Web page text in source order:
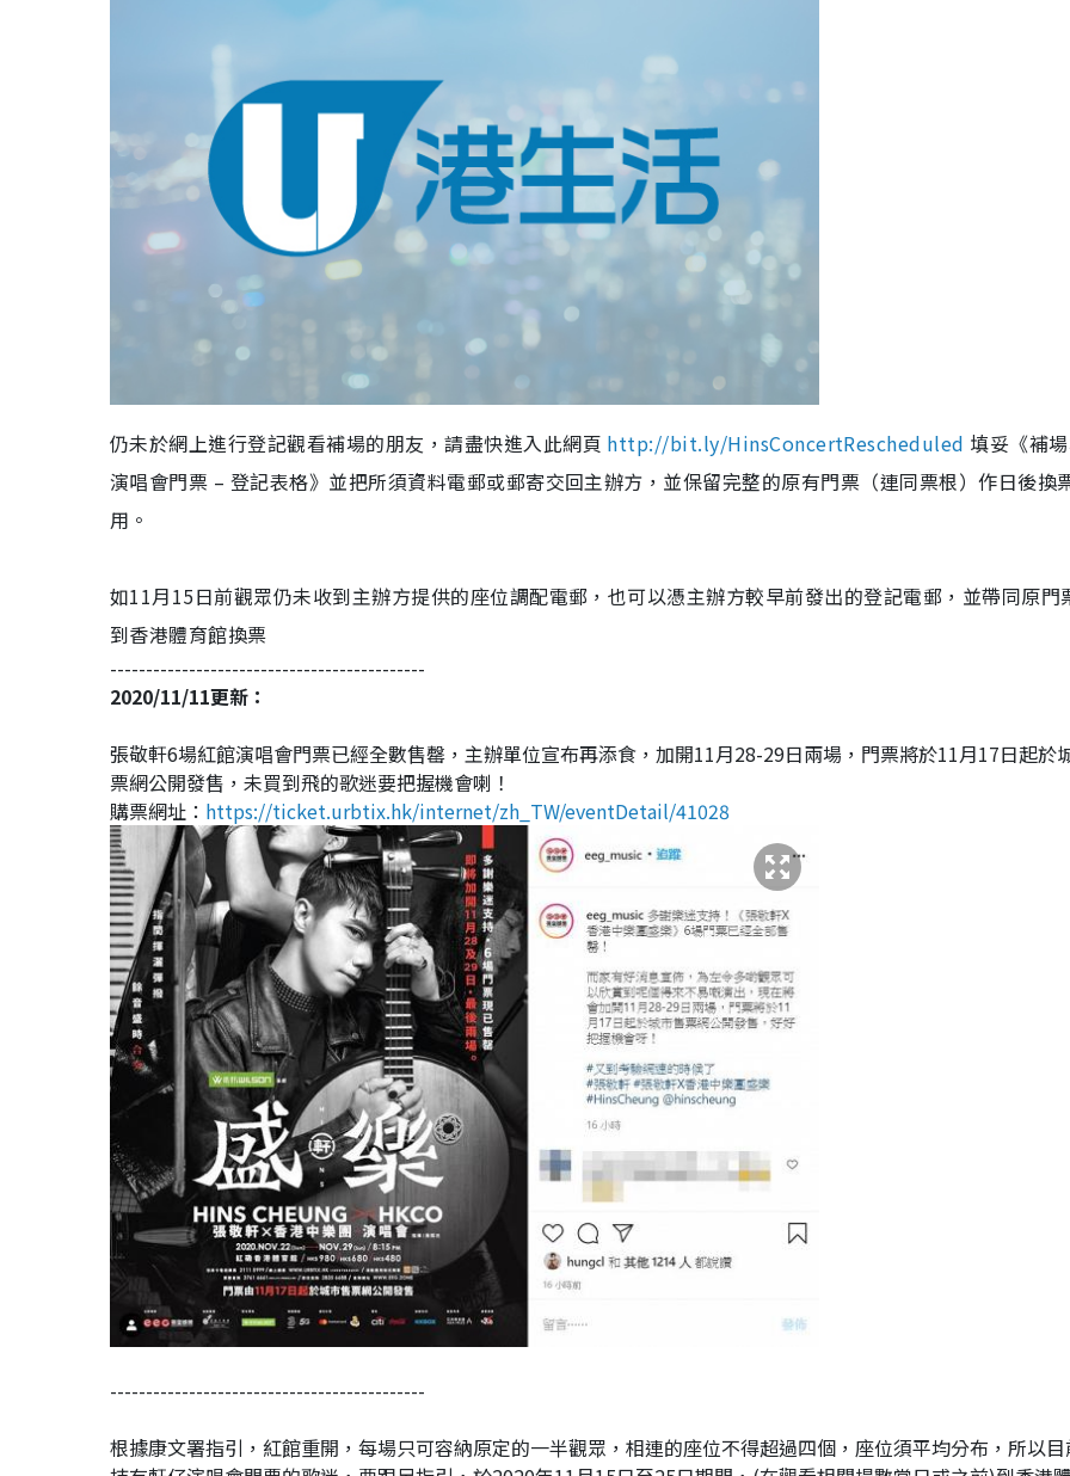
仍未於網上進行登記觀看補場的朋友，請盡快進入此網頁 http://bit.ly/HinsConcertRescheduled 填妥《補
演唱會門票 – 登記表格》並把所須資料電郵或郵寄交回主辦方，並保留完整的原有門票（連同票根）作日後換
用。
如11月15日前觀眾仍未收到主辦方提供的座位調配電郵，也可以憑主辦方較早前發出的登記電郵，並帶同原門
到香港體育館換票
--------------------------------------------
2020/11/11更新：
張敬軒6場紅館演唱會門票已經全數售罄，主辦單位宣布再添食，加開11月28-29日兩場，門票將於11月17日起於
票網公開發售，未買到飛的歌迷要把握機會喇！
購票網址： https://ticket.urbtix.hk/internet/zh_TW/eventDetail/41028
--------------------------------------------
根據康文署指引，紅館重開，每場只可容納原定的一半觀眾，相連的座位不得超過四個，座位須平均分布，所以